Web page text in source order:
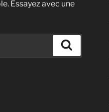
Essayez avec une